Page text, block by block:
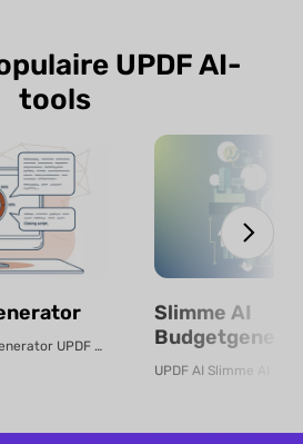
UPDF AI-
tools
UPDF AI Sales script-generator UPDF AI zet product-PDF's of beschrijvingen...
Slimme AI
Gratis Online